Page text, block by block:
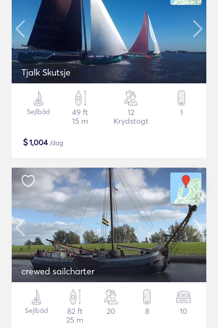
Tjalk Skutsje
Sejlbåd
49 ft
15 m
12
Krydstogt
1
$1,004/dag
crewed sailcharter
Sejlbåd
82 ft
25 m
20 8 10